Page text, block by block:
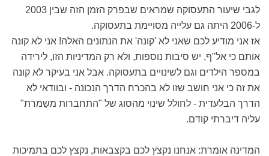
לגבי שיעור התעסוקה שמראים שבפרק הזמן הזה שבין 2003
ל-2006 היתה גם עלייה מסויימת בתעסוקה.
אז אני מודיע לכם שאני לא 'קונה' את הנתונים האלה! אני לא קונה
אותם כי אל"ף, יש סיבות נוספות, ולא רק המדיניות הזו, לירידה
במספר הילדים וגם לשינויים בתעסוקה. אבל אני בעיקר לא קונה
את זה כי אני חושב שזו לא בהכרח הדרך הנכונה - ובוודאי לא
הדרך הבלעדית - לחולל שינוי מהסוג של "התחברות משַמרת"
עליה דיברתי קודם.
המדינה אומרת: אנחנו נקצץ לכם בקצבאות, נקצץ לכם בתמיכות